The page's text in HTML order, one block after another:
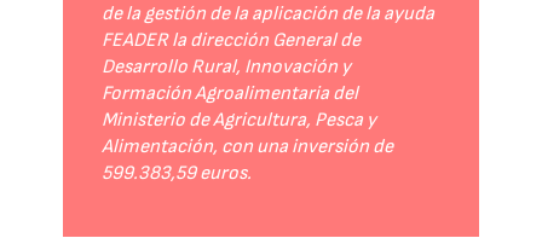
de la gestión de la aplicación de la ayuda
FEADER la dirección General de
Desarrollo Rural, Innovación y
Formación Agroalimentaria del
Ministerio de Agricultura, Pesca y
Alimentación, con una inversión de
599.383,59 euros.